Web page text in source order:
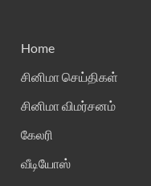
Home
சினிமா செய்திகள்
சினிமா விமர்சனம்
கேலரி
வீடியோஸ்